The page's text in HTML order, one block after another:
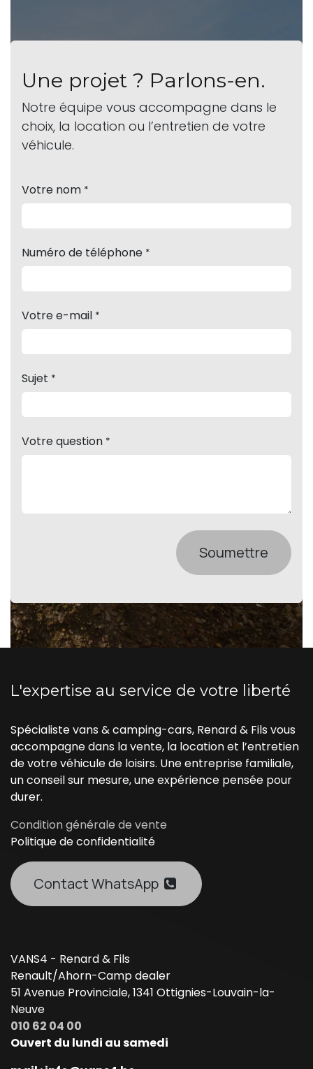
Une projet ? Parlons-en.
Notre équipe vous accompagne dans le
choix, la location ou l’entretien de votre
véhicule.
Votre nom *
Numéro de téléphone *
Votre e-mail *
Sujet *
Votre question *
Soumettre
L'expertise au service de votre liberté
Spécialiste vans & camping-cars, Renard & Fils vous
accompagne dans la vente, la location et l’entretien
de votre véhicule de loisirs. Une entreprise familiale,
un conseil sur mesure, une expérience pensée pour
durer.
Condition générale de vente
Politique de confidentialité
Contact WhatsApp
VANS4 - Renard & Fils
Renault/Ahorn-Camp dealer
51 Avenue Provinciale, 1341 Ottignies-Louvain-la-
Neuve
010 62 04 00
Ouvert du lundi au samedi